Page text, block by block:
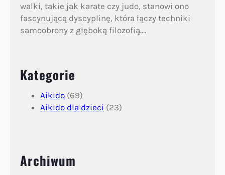
walki, takie jak karate czy judo, stanowi ono
fascynującą dyscyplinę, która łączy techniki
samoobrony z głęboką filozofią.…
Kategorie
Aikido (69)
Aikido dla dzieci (23)
Archiwum